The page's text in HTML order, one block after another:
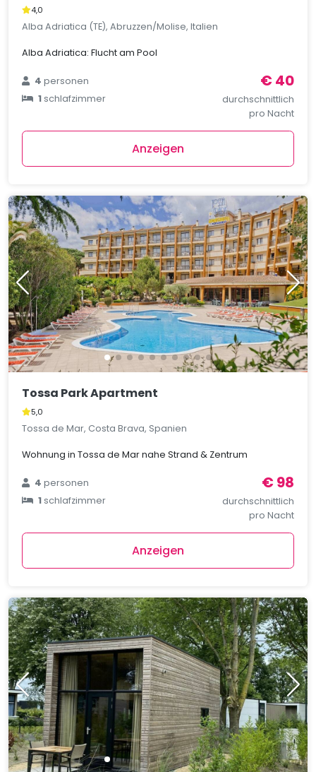
4,0
Alba Adriatica (TE), Abruzzen/Molise, Italien
Alba Adriatica: Flucht am Pool
4personen
1schlafzimmer
€ 40
durchschnittlich
pro Nacht
Anzeigen
Tossa Park Apartment
5,0
Tossa de Mar, Costa Brava, Spanien
Wohnung in Tossa de Mar nahe Strand & Zentrum
4personen
1schlafzimmer
€ 98
durchschnittlich
pro Nacht
Anzeigen